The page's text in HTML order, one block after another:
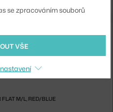
FLAT M/L, RED/BLUE
se zpracováním souborů
VŠE